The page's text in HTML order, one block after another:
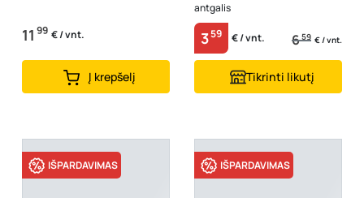
11 99 € / vnt.
Į krepšelį
antgalis
359 € / vnt. 659 € / vnt.
Tikrinti likutį
IŠPARDAVIMAS IŠPARDAVIMAS